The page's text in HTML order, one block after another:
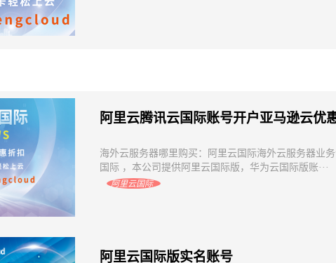
阿里云腾讯云国际账号开户亚马逊云优
海外云服务器哪里购买：阿里云国际海外云服务器业
国际 ，本公司提供阿里云国际版，华为云国际版账···
阿里云国际
阿里云国际版实名账号